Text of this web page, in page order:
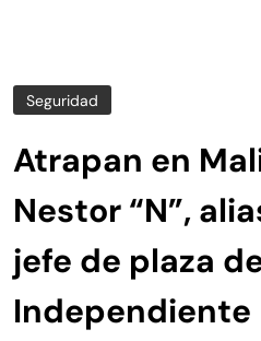
Seguridad
Atrapan en
Nestor “N”,
jefe de plaza
Independiente